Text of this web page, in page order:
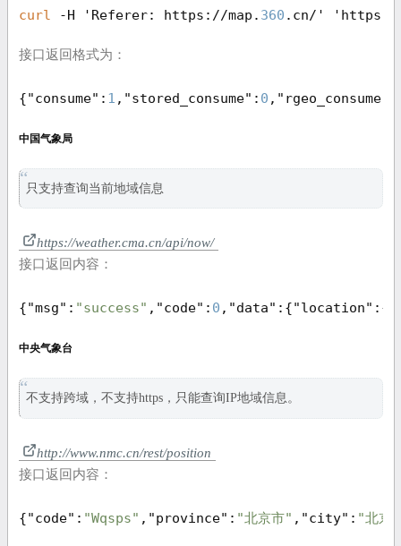
curl -H 'Referer: https://map. 360 .cn/' 'https://
接口返回格式为：
{"consume" : 1 , "stored_consume" : 0 , "rgeo_consume"
中国气象局
只支持查询当前地域信息
https://weather.cma.cn/api/now/
接口返回内容：
{"msg" : "success" , "code" : 0 , "data" :{"location" :{
中央气象台
不支持跨域，不支持https，只能查询IP地域信息。
http://www.nmc.cn/rest/position
接口返回内容：
{"code" : "Wqsps" , "province" : "北京市" , "city" : "北京"